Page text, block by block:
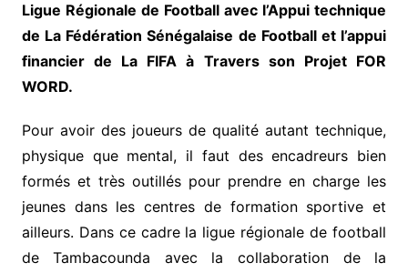
Ligue Régionale de Football avec l’Appui technique
de La Fédération Sénégalaise de Football et l’appui
financier de La FIFA à Travers son Projet FOR
WORD.
Pour avoir des joueurs de qualité autant technique,
physique que mental, il faut des encadreurs bien
formés et très outillés pour prendre en charge les
jeunes dans les centres de formation sportive et
ailleurs. Dans ce cadre la ligue régionale de football
de Tambacounda avec la collaboration de la